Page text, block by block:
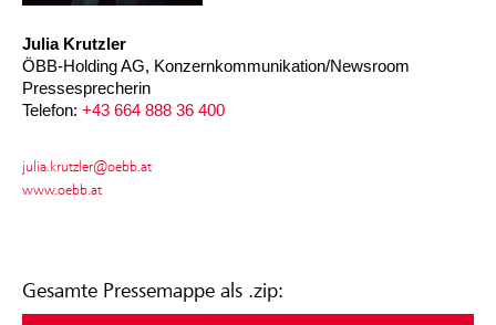
Julia Krutzler
ÖBB-Holding AG, Konzernkommunikation/Newsroom
Pressesprecherin
Telefon: +43 664 888 36 400
julia.krutzler@oebb.at
www.oebb.at
Gesamte Pressemappe als .zip: